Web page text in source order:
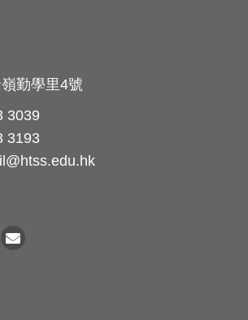
勤學里4號
3039
3193